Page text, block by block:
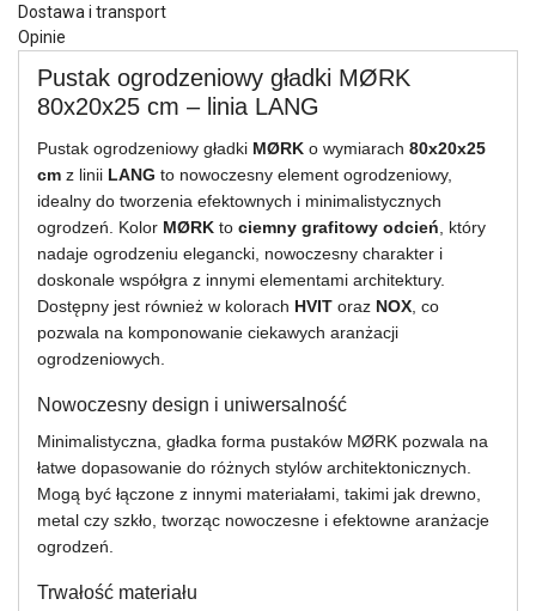
Dostawa i transport
Opinie
Pustak ogrodzeniowy gładki MØRK
80x20x25 cm – linia LANG
Pustak ogrodzeniowy gładki MØRK o wymiarach 80x20x25
cm z linii LANG to nowoczesny element ogrodzeniowy,
idealny do tworzenia efektownych i minimalistycznych
ogrodzeń. Kolor MØRK to ciemny grafitowy odcień , który
nadaje ogrodzeniu elegancki, nowoczesny charakter i
doskonale współgra z innymi elementami architektury.
Dostępny jest również w kolorach HVIT oraz NOX , co
pozwala na komponowanie ciekawych aranżacji
ogrodzeniowych.
Nowoczesny design i uniwersalność
Minimalistyczna, gładka forma pustaków MØRK pozwala na
łatwe dopasowanie do różnych stylów architektonicznych.
Mogą być łączone z innymi materiałami, takimi jak drewno,
metal czy szkło, tworząc nowoczesne i efektowne aranżacje
ogrodzeń.
Trwałość materiału